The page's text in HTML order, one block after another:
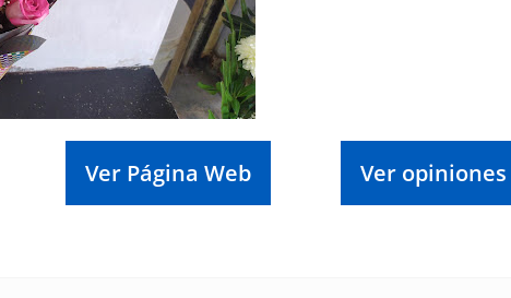
Ver Página Web Ver opiniones